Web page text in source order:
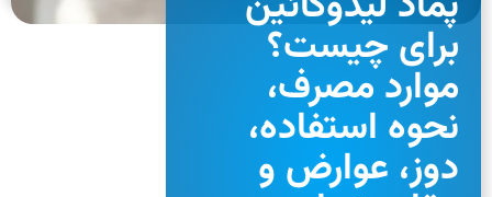
برای چیست؟
موارد مصرف،
نحوه استفاده،
دوز، عوارض و